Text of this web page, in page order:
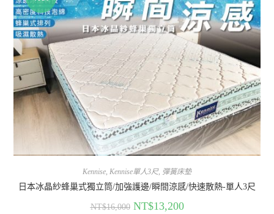
Kennise Kennise單人3尺, 彈簧床墊
日本冰晶紗蜂巢式獨立筒/加強護邊/瞬間涼感/快速散熱-單人3尺
NT$16,000 NT$13,200